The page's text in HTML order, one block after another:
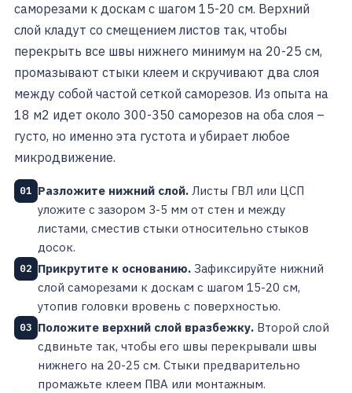
саморезами к доскам с шагом 15-20 см. Верхний
слой кладут со смещением листов так, чтобы
перекрыть все швы нижнего минимум на 20-25 см,
промазывают стыки клеем и скручивают два слоя
между собой частой сеткой саморезов. Из опыта на
18 м2 идет около 300-350 саморезов на оба слоя –
густо, но именно эта густота и убирает любое
микродвижение.
01 Разложите нижний слой. Листы ГВЛ или ЦСП
уложите с зазором 3-5 мм от стен и между
листами, сместив стыки относительно стыков
досок.
02 Прикрутите к основанию. Зафиксируйте нижний
слой саморезами к доскам с шагом 15-20 см,
утопив головки вровень с поверхностью.
03 Положите верхний слой вразбежку. Второй слой
сдвиньте так, чтобы его швы перекрывали швы
нижнего на 20-25 см. Стыки предварительно
промажьте клеем ПВА или монтажным.